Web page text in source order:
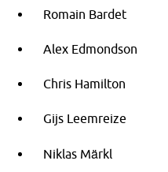
Romain Bardet
Alex Edmondson
Chris Hamilton
Gijs Leemreize
Niklas Märkl